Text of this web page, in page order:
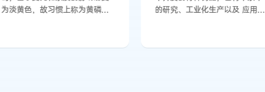
为淡黄色，故习惯上称为黄磷。
44.1℃，沸点280℃。不溶于
的研究、工业化生产以及 应用经
1800 等，产品品质对标乙烯 法